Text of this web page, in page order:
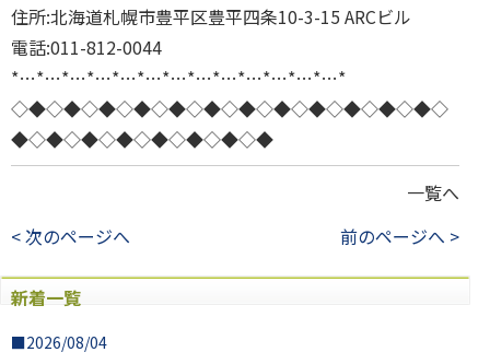
住所:北海道札幌市豊平区豊平四条10-3-15 ARCビル
電話:011-812-0044
*…*…*…*…*…*…*…*…*…*…*…*…*…*
◇◆◇◆◇◆◇◆◇◆◇◆◇◆◇◆◇◆◇◆◇◆◇◆◇
◆◇◆◇◆◇◆◇◆◇◆◇◆◇◆
一覧へ
< 次のページへ
前のページへ >
新着一覧
■2026/08/04